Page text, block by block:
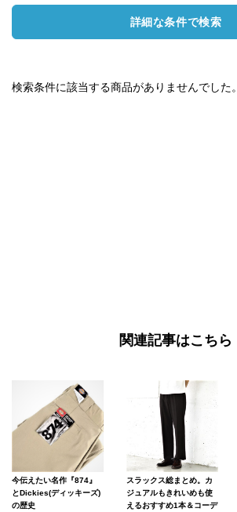
詳細な条件で検索
検索条件に該当する商品がありませんでした。
関連記事はこちら
今伝えたい名作『874』
とDickies(ディッキーズ)
の歴史
スラックス総まとめ。カ
ジュアルもきれいめも使
えるおすすめ1本＆コーデ